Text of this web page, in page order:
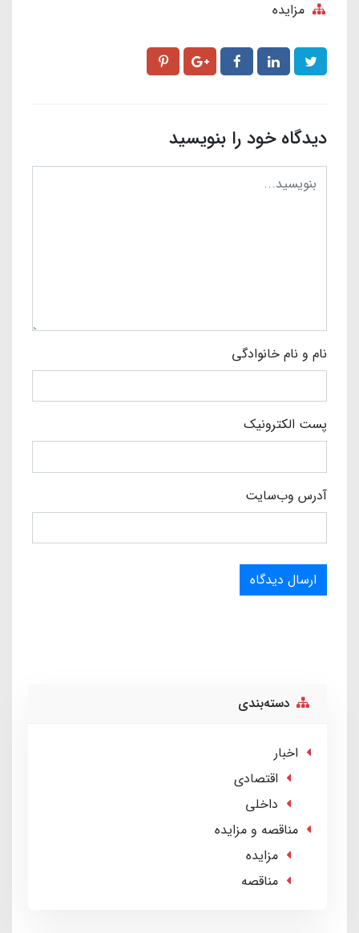
مزایده
دیدگاه خود را بنویسید
نام و نام خانوادگی
پست الکترونیک
آدرس وب‌سایت
ارسال دیدگاه
دسته‌بندی
اخبار
اقتصادی
داخلی
مناقصه و مزایده
مزایده
مناقصه